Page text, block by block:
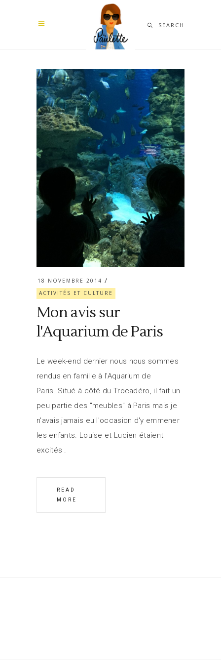
SEARCH
18 NOVEMBRE 2014
ACTIVITÉS ET CULTURE
Mon avis sur
l'Aquarium de Paris
Le week-end dernier nous nous sommes
rendus en famille à l'Aquarium de
Paris. Situé à côté du Trocadéro, il fait un
peu partie des "meubles" à Paris mais je
n'avais jamais eu l'occasion d'y emmener
les enfants. Louise et Lucien étaient
excités
READ
MORE